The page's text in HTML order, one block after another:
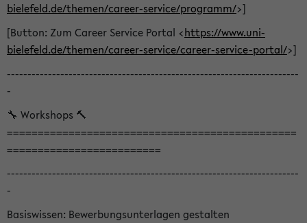
bielefeld.de/themen/career-service/programm/>]
[Button: Zum Career Service Portal <https://www.uni-
bielefeld.de/themen/career-service/career-service-portal/>]
-----------------------------------------------------------------------
-
🔧 Workshops 🔨
===============================================
=========================
-----------------------------------------------------------------------
-
Basiswissen: Bewerbungsunterlagen gestalten